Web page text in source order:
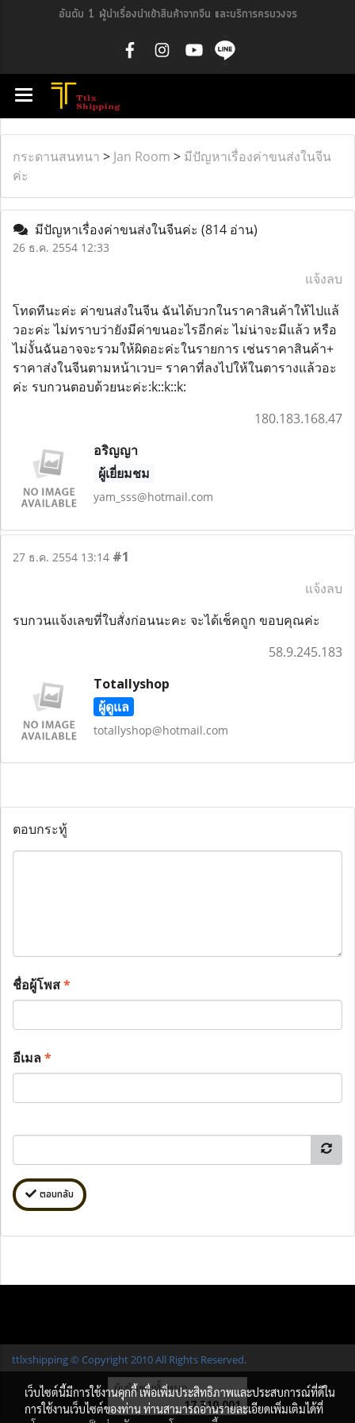
อันดับ 1 ผู้นำเรื่องนำเข้าสินค้าจากจีน และบริการครบวงจร
กระดานสนทนา > Jan Room > มีปัญหาเรื่องค่าขนส่งในจีน
ค่ะ
มีปัญหาเรื่องค่าขนส่งในจีนค่ะ (814 อ่าน)
26 ธ.ค. 2554 12:33
แจ้งลบ
โทดทีนะค่ะ ค่าขนส่งในจีน ฉันได้บวกในราคาสินค้าให้ไปแล้
วอะค่ะ ไม่ทราบว่ายังมีค่าขนอะไรอีกค่ะ ไม่น่าจะมีแล้ว หรือ
ไม่งั้นฉันอาจจะรวมให้ผิดอะค่ะในรายการ เช่นราคาสินค้า+
ราคาส่งในจีนตามหน้าเวบ= ราคาที่ลงไปให้ในตารางแล้วอะ
ค่ะ รบกวนตอบด้วยนะค่ะ:k::k::k:
180.183.168.47
อริญญา
ผู้เยี่ยมชม
yam_sss@hotmail.com
27 ธ.ค. 2554 13:14 #1
แจ้งลบ
รบกวนแจ้งเลขที่ใบสั่งก่อนนะคะ จะได้เช็คถูก ขอบคุณค่ะ
58.9.245.183
Totallyshop
ผู้ดูแล
totallyshop@hotmail.com
ตอบกระทู้
ชื่อผู้โพส*
อีเมล*
ตอบกลับ
ttlxshipping © Copyright 2010 All Rights Reserved.
ผู้เข้าชมทั้งหมด
17,310,001
เว็บไซต์นี้มีการใช้งานคุกกี้ เพื่อเพิ่มประสิทธิภาพและประสบการณ์ที่ดีใน
การใช้งานเว็บไซต์ของท่าน ท่านสามารถอ่านรายละเอียดเพิ่มเติมได้ที่